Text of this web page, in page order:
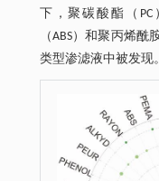
下，聚碳酸酯（
（ABS）和聚丙烯
类型渗滤液中被发现。